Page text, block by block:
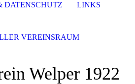
Welper 1922
DATENSCHUTZ LINKS
VEREINSRAUM